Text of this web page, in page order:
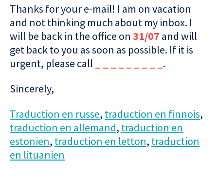
Thanks for your e-mail! I am on vacation
and not thinking much about my inbox. I
will be back in the office on 31/07 and will
get back to you as soon as possible. If it is
urgent, please call
.
Sincerely,
Traduction en russe, traduction en finnois,
traduction en allemand, traduction en
estonien, traduction en letton, traduction
en lituanien